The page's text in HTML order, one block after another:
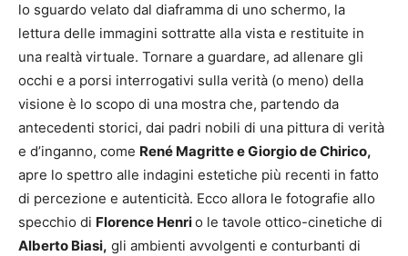
lo sguardo velato dal diaframma di uno schermo, la
lettura delle immagini sottratte alla vista e restituite in
una realtà virtuale. Tornare a guardare, ad allenare gli
occhi e a porsi interrogativi sulla verità (o meno) della
visione è lo scopo di una mostra che, partendo da
antecedenti storici, dai padri nobili di una pittura di verità
e d’inganno, come René Magritte e Giorgio de Chirico,
apre lo spettro alle indagini estetiche più recenti in fatto
di percezione e autenticità. Ecco allora le fotografie allo
specchio di Florence Henrio le tavole ottico-cinetiche di
Alberto Biasi, gli ambienti avvolgenti e conturbanti di